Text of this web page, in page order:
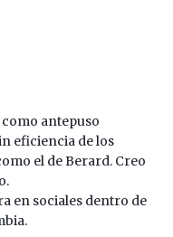
antepuso
eficiencia de los
el de Berard. Creo
en sociales dentro de